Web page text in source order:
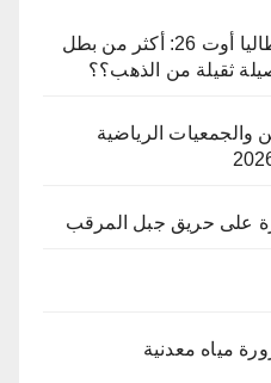
الألعاب المتوسطية تارنتو إيطاليا أوت 26: أكثر من بطل
ثقيلة من الذهب؟؟
والجمعيات الرياضية
على حريق جبل المرقب